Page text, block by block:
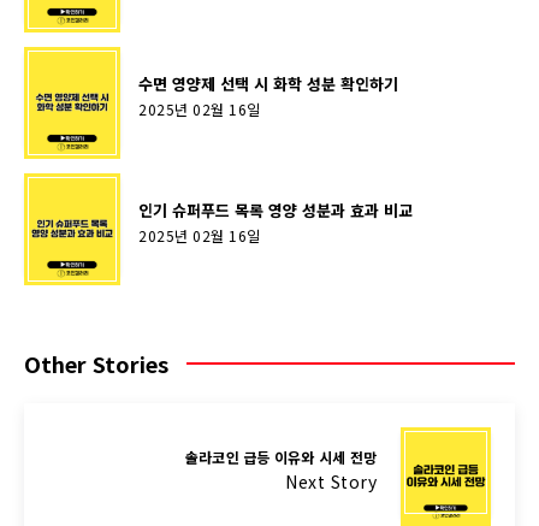
수면 영양제 선택 시 화학 성분 확인하기
2025년 02월 16일
인기 슈퍼푸드 목록 영양 성분과 효과 비교
2025년 02월 16일
Other Stories
솔라코인 급등 이유와 시세 전망
Next Story